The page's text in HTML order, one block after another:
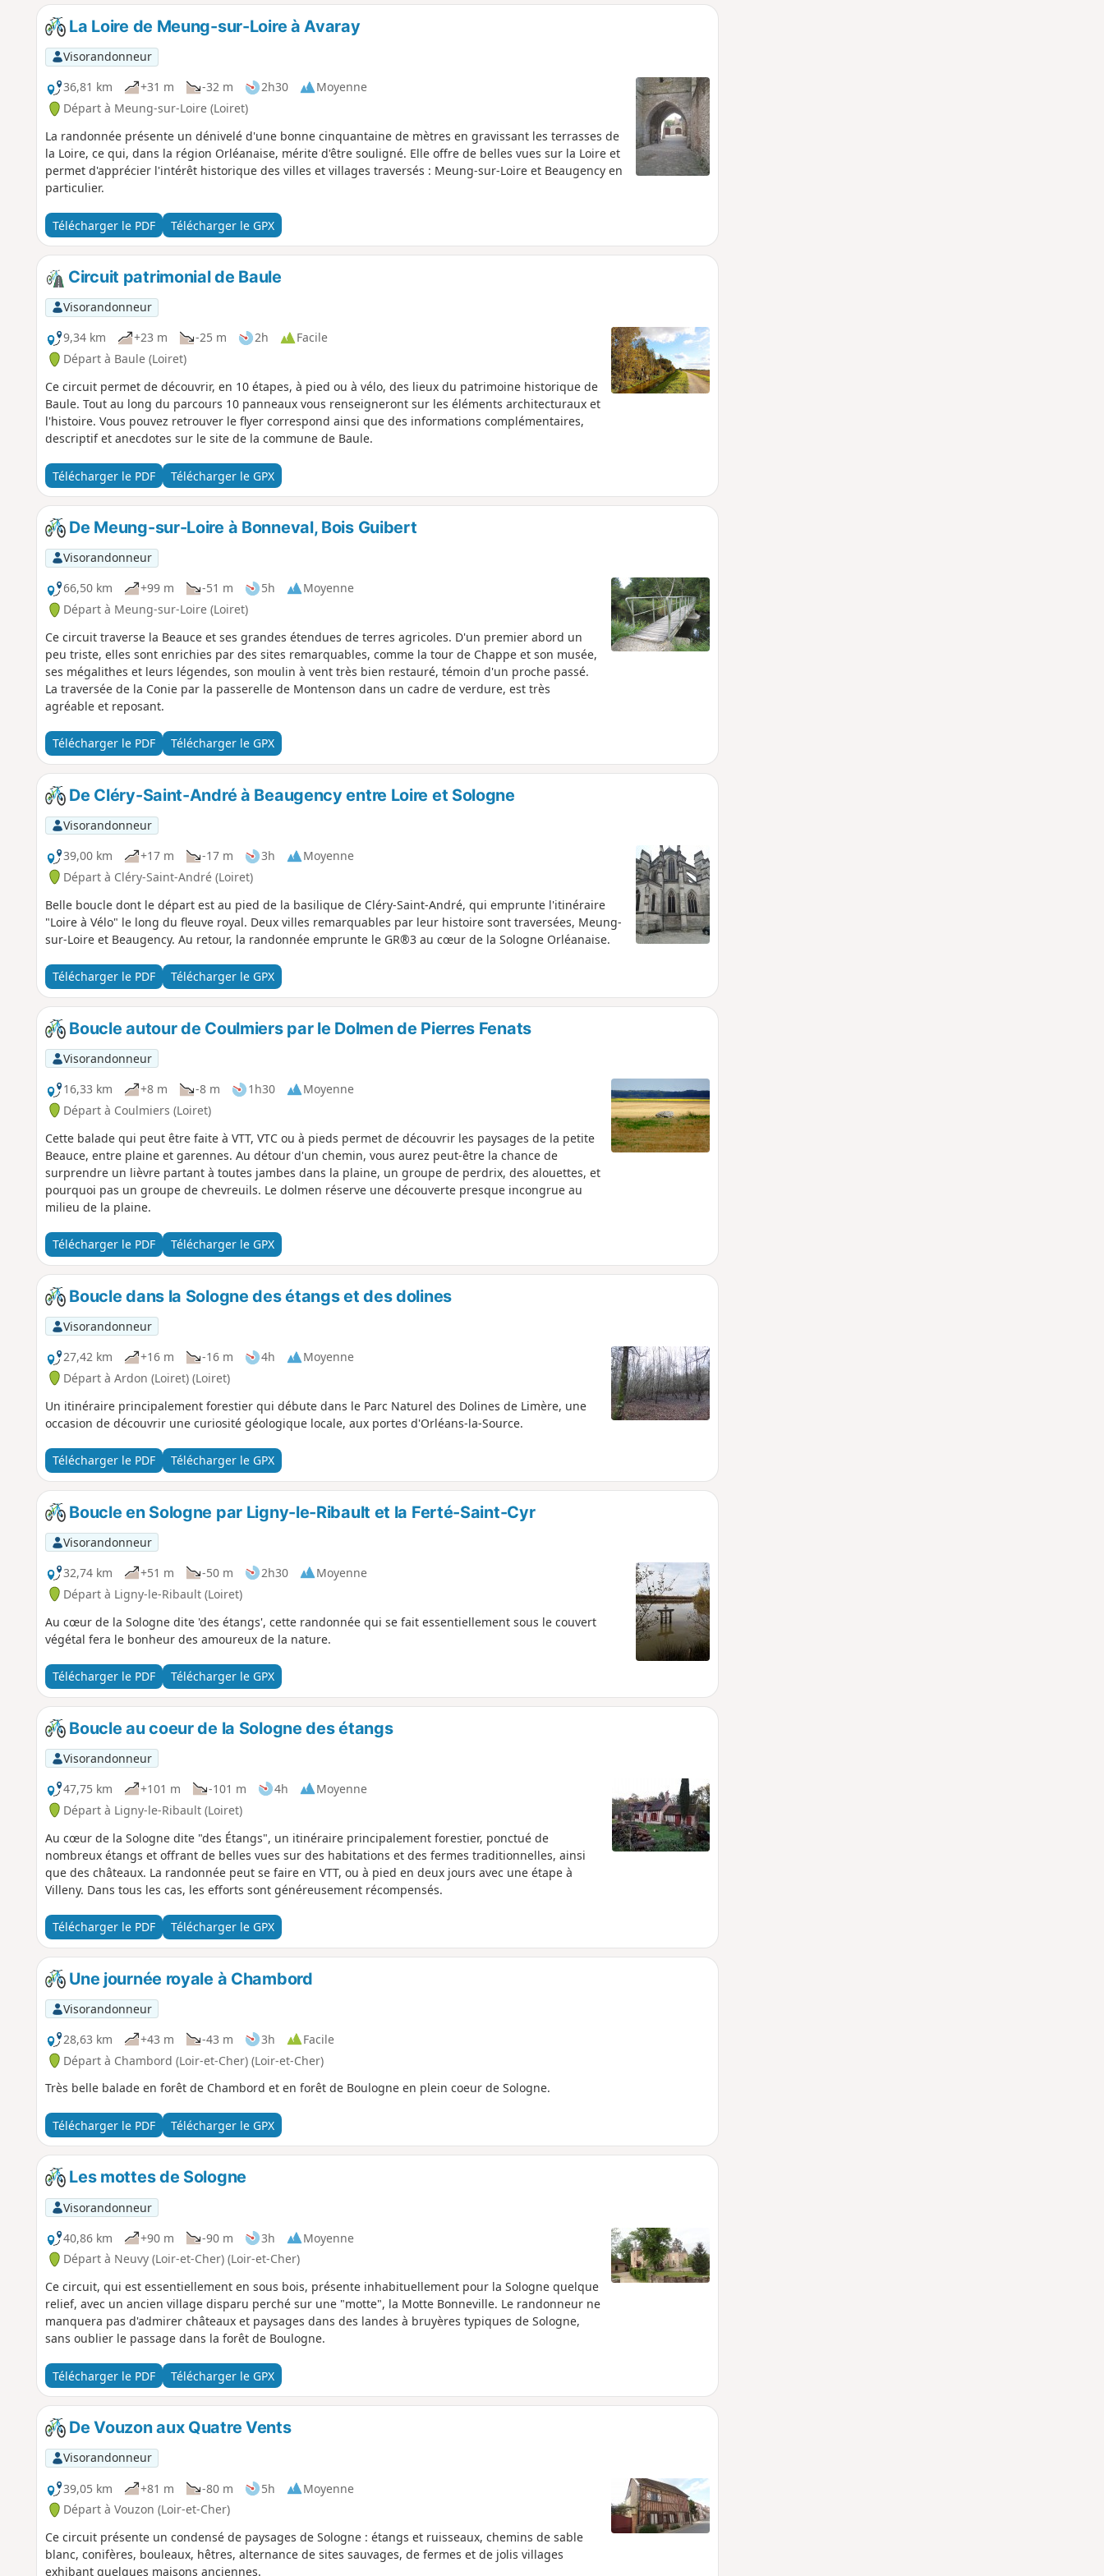
La Loire de Meung-sur-Loire à Avaray
Visorandonneur
36,81 km
+31 m -32 m 2h30
Moyenne
Départ à Meung-sur-Loire (Loiret)
La randonnée présente un dénivelé d'une bonne cinquantaine de mètres en gravissant les terrasses de
la Loire, ce qui, dans la région Orléanaise, mérite d'être souligné. Elle offre de belles vues sur la Loire et
permet d'apprécier l'intérêt historique des villes et villages traversés : Meung-sur-Loire et Beaugency en
particulier.
Télécharger le PDF Télécharger le GPX
Circuit patrimonial de Baule
Visorandonneur
9,34 km
+23 m -25 m 2h
Facile
Départ à Baule (Loiret)
Ce circuit permet de découvrir, en 10 étapes, à pied ou à vélo, des lieux du patrimoine historique de
Baule. Tout au long du parcours 10 panneaux vous renseigneront sur les éléments architecturaux et
l'histoire. Vous pouvez retrouver le flyer correspond ainsi que des informations complémentaires,
descriptif et anecdotes sur le site de la commune de Baule.
Télécharger le PDF Télécharger le GPX
De Meung-sur-Loire à Bonneval, Bois Guibert
Visorandonneur
66,50 km
+99 m -51 m 5h
Moyenne
Départ à Meung-sur-Loire (Loiret)
Ce circuit traverse la Beauce et ses grandes étendues de terres agricoles. D'un premier abord un
peu triste, elles sont enrichies par des sites remarquables, comme la tour de Chappe et son musée,
ses mégalithes et leurs légendes, son moulin à vent très bien restauré, témoin d'un proche passé.
La traversée de la Conie par la passerelle de Montenson dans un cadre de verdure, est très
agréable et reposant.
Télécharger le PDF Télécharger le GPX
De Cléry-Saint-André à Beaugency entre Loire et Sologne
Visorandonneur
39,00 km
+17 m -17 m 3h
Moyenne
Départ à Cléry-Saint-André (Loiret)
Belle boucle dont le départ est au pied de la basilique de Cléry-Saint-André, qui emprunte l'itinéraire
"Loire à Vélo" le long du fleuve royal. Deux villes remarquables par leur histoire sont traversées, Meung-
sur-Loire et Beaugency. Au retour, la randonnée emprunte le GR®3 au cœur de la Sologne Orléanaise.
Télécharger le PDF Télécharger le GPX
Boucle autour de Coulmiers par le Dolmen de Pierres Fenats
Visorandonneur
16,33 km
+8 m -8 m 1h30
Moyenne
Départ à Coulmiers (Loiret)
Cette balade qui peut être faite à VTT, VTC ou à pieds permet de découvrir les paysages de la petite
Beauce, entre plaine et garennes. Au détour d'un chemin, vous aurez peut-être la chance de
surprendre un lièvre partant à toutes jambes dans la plaine, un groupe de perdrix, des alouettes, et
pourquoi pas un groupe de chevreuils. Le dolmen réserve une découverte presque incongrue au
milieu de la plaine.
Télécharger le PDF Télécharger le GPX
Boucle dans la Sologne des étangs et des dolines
Visorandonneur
27,42 km
+16 m -16 m 4h
Moyenne
Départ à Ardon (Loiret) (Loiret)
Un itinéraire principalement forestier qui débute dans le Parc Naturel des Dolines de Limère, une
occasion de découvrir une curiosité géologique locale, aux portes d'Orléans-la-Source.
Télécharger le PDF Télécharger le GPX
Boucle en Sologne par Ligny-le-Ribault et la Ferté-Saint-Cyr
Visorandonneur
32,74 km
+51 m -50 m 2h30
Moyenne
Départ à Ligny-le-Ribault (Loiret)
Au cœur de la Sologne dite 'des étangs', cette randonnée qui se fait essentiellement sous le couvert
végétal fera le bonheur des amoureux de la nature.
Télécharger le PDF Télécharger le GPX
Boucle au coeur de la Sologne des étangs
Visorandonneur
47,75 km
+101 m -101 m 4h
Moyenne
Départ à Ligny-le-Ribault (Loiret)
Au cœur de la Sologne dite "des Étangs", un itinéraire principalement forestier, ponctué de
nombreux étangs et offrant de belles vues sur des habitations et des fermes traditionnelles, ainsi
que des châteaux. La randonnée peut se faire en VTT, ou à pied en deux jours avec une étape à
Villeny. Dans tous les cas, les efforts sont généreusement récompensés.
Télécharger le PDF Télécharger le GPX
Une journée royale à Chambord
Visorandonneur
28,63 km
+43 m -43 m 3h
Facile
Départ à Chambord (Loir-et-Cher) (Loir-et-Cher)
Très belle balade en forêt de Chambord et en forêt de Boulogne en plein coeur de Sologne.
Télécharger le PDF Télécharger le GPX
Les mottes de Sologne
Visorandonneur
40,86 km
+90 m -90 m 3h
Moyenne
Départ à Neuvy (Loir-et-Cher) (Loir-et-Cher)
Ce circuit, qui est essentiellement en sous bois, présente inhabituellement pour la Sologne quelque
relief, avec un ancien village disparu perché sur une "motte", la Motte Bonneville. Le randonneur ne
manquera pas d'admirer châteaux et paysages dans des landes à bruyères typiques de Sologne,
sans oublier le passage dans la forêt de Boulogne.
Télécharger le PDF Télécharger le GPX
De Vouzon aux Quatre Vents
Visorandonneur
39,05 km
+81 m -80 m 5h
Moyenne
Départ à Vouzon (Loir-et-Cher)
Ce circuit présente un condensé de paysages de Sologne : étangs et ruisseaux, chemins de sable
blanc, conifères, bouleaux, hêtres, alternance de sites sauvages, de fermes et de jolis villages
exhibant quelques maisons anciennes.